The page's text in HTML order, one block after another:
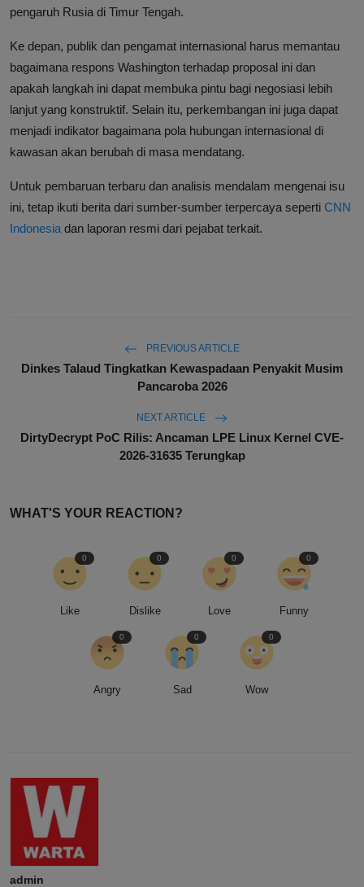
pengaruh Rusia di Timur Tengah.
Ke depan, publik dan pengamat internasional harus memantau
bagaimana respons Washington terhadap proposal ini dan
apakah langkah ini dapat membuka pintu bagi negosiasi lebih
lanjut yang konstruktif. Selain itu, perkembangan ini juga dapat
menjadi indikator bagaimana pola hubungan internasional di
kawasan akan berubah di masa mendatang.
Untuk pembaruan terbaru dan analisis mendalam mengenai isu
ini, tetap ikuti berita dari sumber-sumber terpercaya seperti CNN
Indonesia dan laporan resmi dari pejabat terkait.
PREVIOUS ARTICLE
Dinkes Talaud Tingkatkan Kewaspadaan Penyakit Musim
Pancaroba 2026
NEXT ARTICLE
DirtyDecrypt PoC Rilis: Ancaman LPE Linux Kernel CVE-
2026-31635 Terungkap
WHAT'S YOUR REACTION?
Like
0
Dislike
0
Love
0
Funny
0
Angry
0
Sad
0
Wow
0
admin